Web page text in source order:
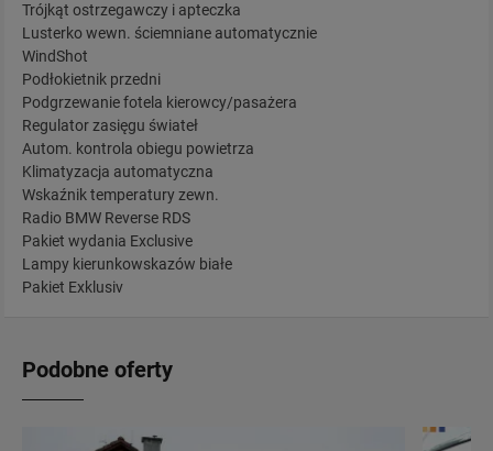
Trójkąt ostrzegawczy i apteczka
Lusterko wewn. ściemniane automatycznie
WindShot
Podłokietnik przedni
Podgrzewanie fotela kierowcy/pasażera
Regulator zasięgu świateł
Autom. kontrola obiegu powietrza
Klimatyzacja automatyczna
Wskaźnik temperatury zewn.
Radio BMW Reverse RDS
Pakiet wydania Exclusive
Lampy kierunkowskazów białe
Pakiet Exklusiv
Podobne oferty